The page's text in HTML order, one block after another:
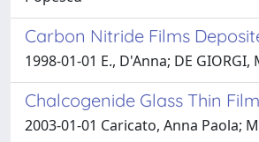
Carbon Nitride Films
1998-01-01 E., D'Anna; DE
Chalcogenide Glass Thin
2003-01-01 Caricato, Anna Paola;